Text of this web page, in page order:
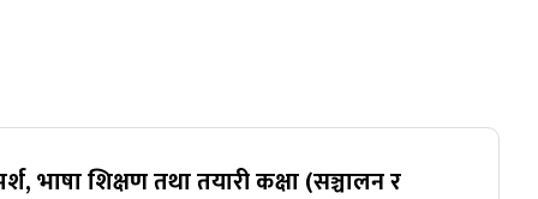
भाषा शिक्षण तथा तयारी कक्षा (सञ्चालन र